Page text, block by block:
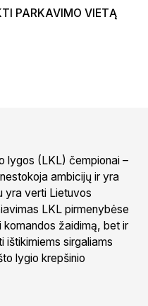
PARKAVIMO VIETĄ
lygos (LKL) čempionai –
ambicijų ir yra
yra verti Lietuvos
LKL pirmenybėse
komandos žaidimą, bet ir
ištikimiems sirgaliams
lygio krepšinio